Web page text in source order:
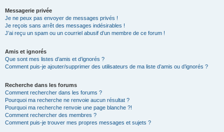
Messagerie privée
Je ne peux pas envoyer de messages privés !
Je reçois sans arrêt des messages indésirables !
J’ai reçu un spam ou un courriel abusif d’un membre de ce forum !
Amis et ignorés
Que sont mes listes d’amis et d’ignorés ?
Comment puis-je ajouter/supprimer des utilisateurs de ma liste d’amis ou d’ignorés ?
Recherche dans les forums
Comment rechercher dans les forums ?
Pourquoi ma recherche ne renvoie aucun résultat ?
Pourquoi ma recherche renvoie une page blanche ?!
Comment rechercher des membres ?
Comment puis-je trouver mes propres messages et sujets ?